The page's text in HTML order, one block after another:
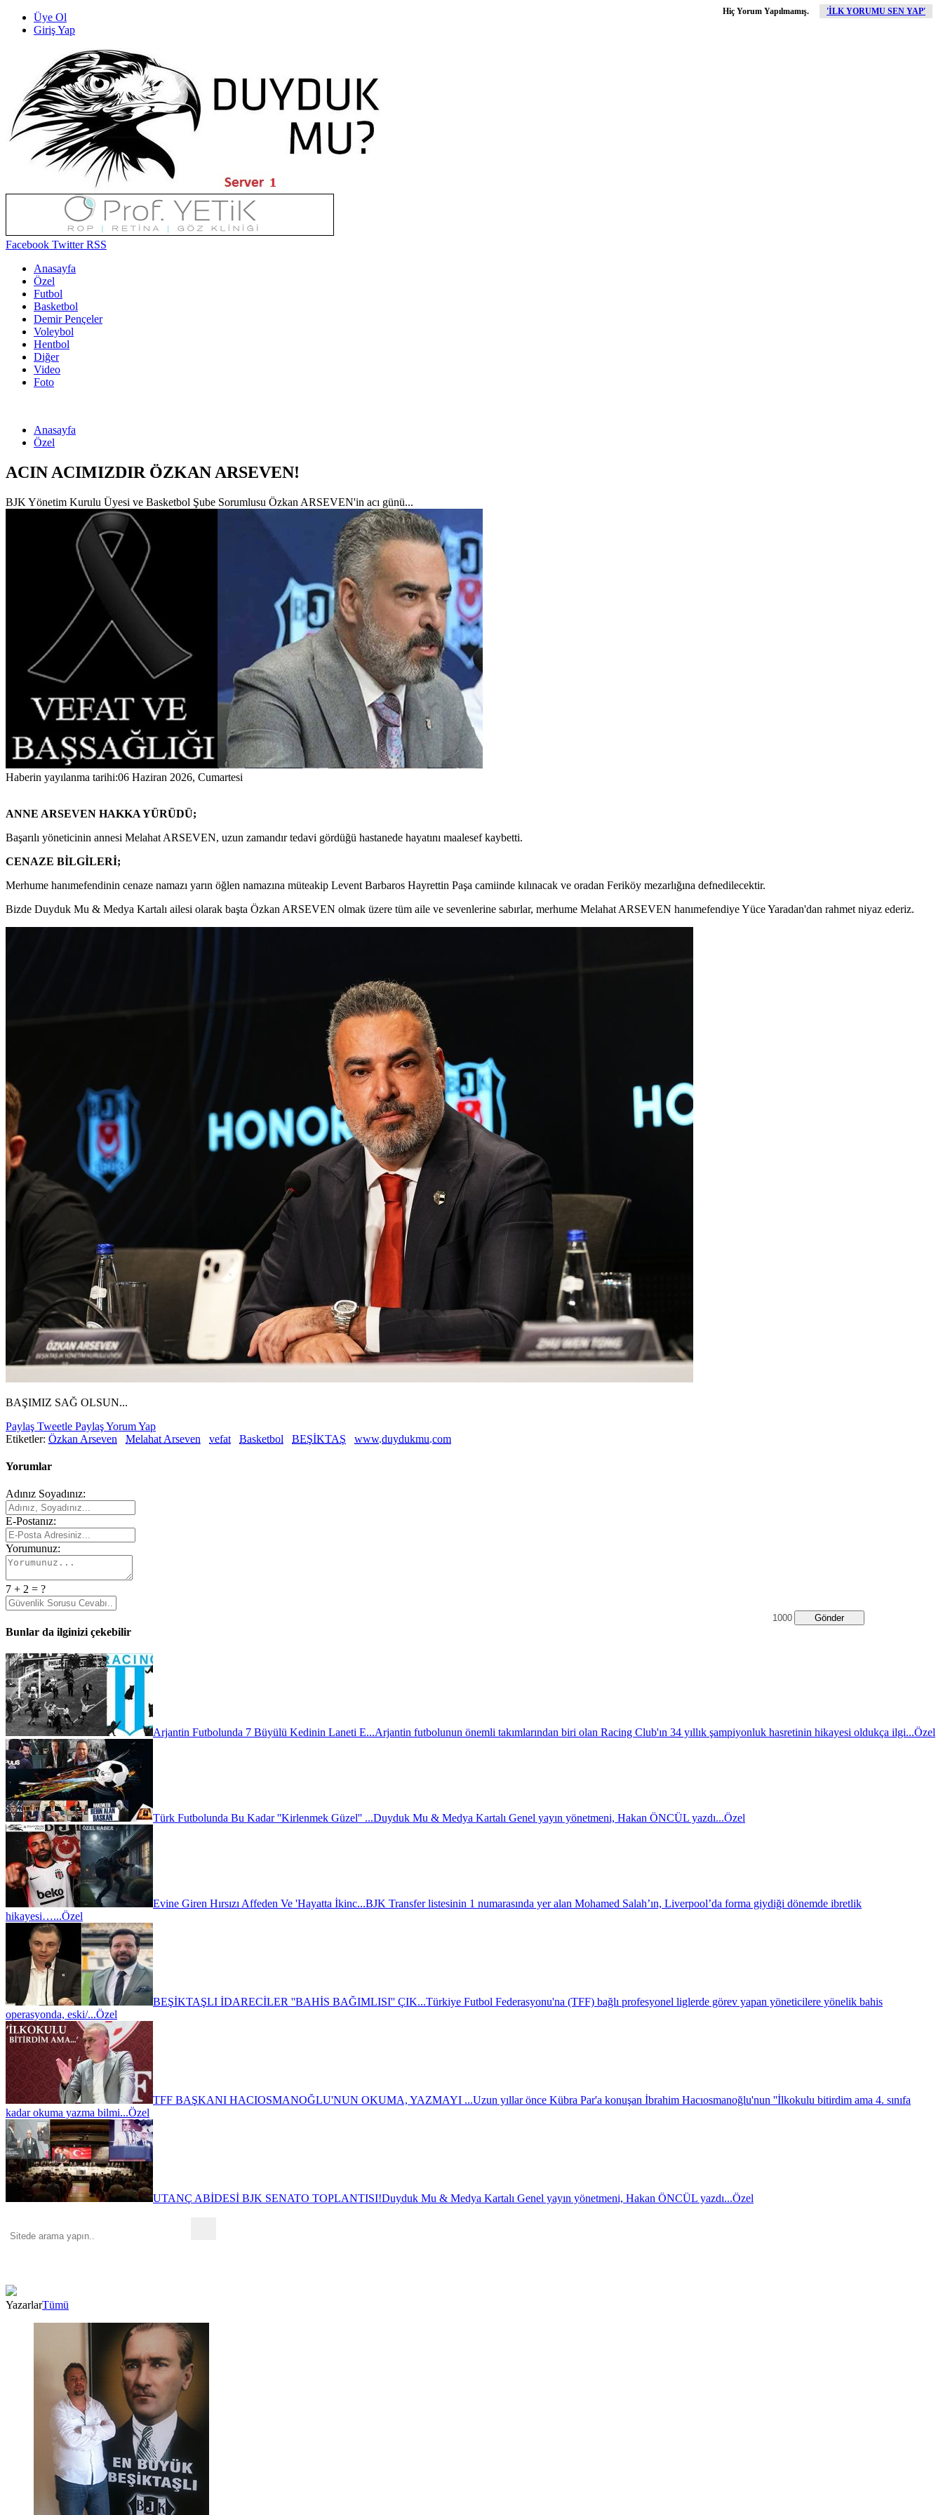
Üye Ol
Giriş Yap
Facebook TwitterRSS
Anasayfa
Özel
Futbol
Basketbol
Demir Pençeler
Voleybol
Hentbol
Diğer
Video
Foto
Anasayfa
Özel
ACIN ACIMIZDIR ÖZKAN ARSEVEN!
BJK Yönetim Kurulu Üyesi ve Basketbol Şube Sorumlusu Özkan ARSEVEN'in acı günü...
Haberin yayılanma tarihi:06 Haziran 2026, Cumartesi
ANNE ARSEVEN HAKKA YÜRÜDÜ;
Başarılı yöneticinin annesi Melahat ARSEVEN, uzun zamandır tedavi gördüğü hastanede hayatını maalesef kaybetti.
CENAZE BİLGİLERİ;
Merhume hanımefendinin cenaze namazı yarın öğlen namazına müteakip Levent Barbaros Hayrettin Paşa camiinde kılınacak ve oradan Feriköy mezarlığına defnedilecektir.
Bizde Duyduk Mu & Medya Kartalı ailesi olarak başta Özkan ARSEVEN olmak üzere tüm aile ve sevenlerine sabırlar, merhume Melahat ARSEVEN hanımefendiye Yüce Yaradan'dan rahmet niyaz ederiz.
BAŞIMIZ SAĞ OLSUN...
Paylaş Tweetle PaylaşYorum Yap
Etiketler: Özkan Arseven Melahat Arseven vefat Basketbol BEŞİKTAŞ www.duydukmu.com
Yorumlar
Hiç Yorum Yapılmamış. 'İLK YORUMU SEN YAP'
Adınız Soyadınız:
E-Postanız:
Yorumunuz:
7 + 2 = ?
Gönder
Bunlar da ilginizi çekebilir
Arjantin Futbolunda 7 Büyülü Kedinin Laneti E...Arjantin futbolunun önemli takımlarından biri olan Racing Club'ın 34 yıllık şampiyonluk hasretinin hikayesi oldukça ilgi...Özel
Türk Futbolunda Bu Kadar ''Kirlenmek Güzel'' ...Duyduk Mu & Medya Kartalı Genel yayın yönetmeni, Hakan ÖNCÜL yazdı...Özel
Evine Giren Hırsızı Affeden Ve 'Hayatta İkinc...BJK Transfer listesinin 1 numarasında yer alan Mohamed Salah’ın, Liverpool’da forma giydiği dönemde ibretlik
hikayesi…...Özel
BEŞİKTAŞLI İDARECİLER ''BAHİS BAĞIMLISI'' ÇIK...Türkiye Futbol Federasyonu'na (TFF) bağlı profesyonel liglerde görev yapan yöneticilere yönelik bahis
operasyonda, eski/...Özel
TFF BAŞKANI HACIOSMANOĞLU'NUN OKUMA, YAZMAYI ...Uzun yıllar önce Kübra Par'a konuşan İbrahim Hacıosmanoğlu'nun ''İlkokulu bitirdim ama 4. sınıfa
kadar okuma yazma bilmi...Özel
UTANÇ ABİDESİ BJK SENATO TOPLANTISI!Duyduk Mu & Medya Kartalı Genel yayın yönetmeni, Hakan ÖNCÜL yazdı...Özel
YazarlarTümü